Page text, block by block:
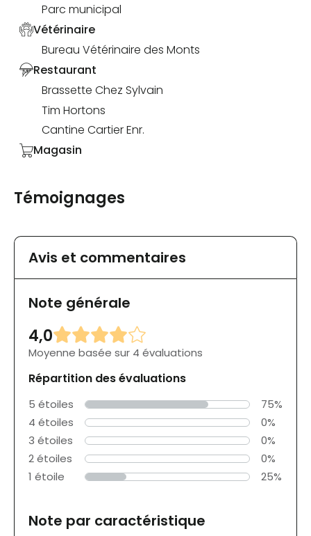
Parc municipal
Vétérinaire
Bureau Vétérinaire des Monts
Restaurant
Brassette Chez Sylvain
Tim Hortons
Cantine Cartier Enr.
Magasin
Témoignages
Avis et commentaires
Note générale
4,0
Moyenne basée sur 4 évaluations
Répartition des évaluations
5 étoiles
75%
4 étoiles
0%
3 étoiles
0%
2 étoiles
0%
1 étoile
25%
Note par caractéristique